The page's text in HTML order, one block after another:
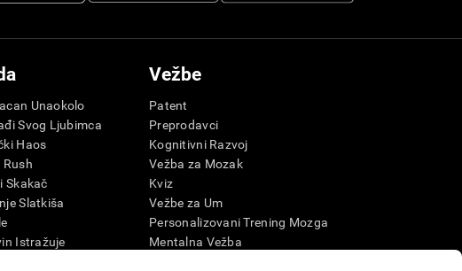
Unaokolo
Svog Ljubimca
Haos
Rush
Skakač
Slatkiša
Istražuje
Vežbe
Patent
Preprodavci
Kognitivni Razvoj
Vežba za Mozak
Kviz
Vežbe za Um
Personalizovani Trening Mozga
Mentalna Vežba